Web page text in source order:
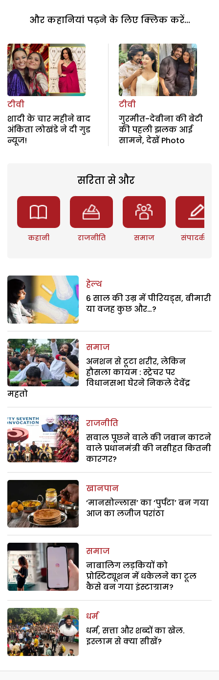
और कहानियां पढ़ने के लिए क्लिक करें...
टीवी
शादी के चार महीने बाद
अंकिता लोखंडे ने दी गुड
न्यूज!
टीवी
गुरमीत-देबीना की बेटी
की पहली झलक आई
सामने, देखें Photo
सरिता से और
कहानी राजनीति समाज संपादकीय
हेल्थ
6 साल की उम्र में पीरियड्स, बीमारी
या वजह कुछ और…?
समाज
अनशन से टूटा शरीर, लेकिन
हौसला कायम : स्ट्रेचर पर
विधानसभा घेरने निकले देवेंद्र
महतो
राजनीति
सवाल पूछने वाले की जबान काटने
वाले प्रधानमंत्री की नसीहत कितनी
कारगर?
खानपान
‘मानसोल्लास’ का ‘पुर्पटा’ बन गया
आज का लजीज परांठा
समाज
नाबालिग लड़कियों को
प्रोस्टिट्यूशन में धकेलने का टूल
कैसे बन गया इंस्टाग्राम?
धर्म
धर्म, सत्ता और शब्दों का खेल.
इस्लाम से क्या सीखें?